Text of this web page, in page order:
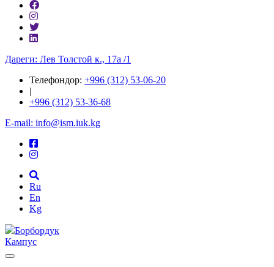
Дареги: Лев Толстой к., 17а /1
Телефондор: +996 (312) 53-06-20
|
+996 (312) 53-36-68
E-mail: info@ism.iuk.kg
Ru
En
Kg
Борбордук
Кампус